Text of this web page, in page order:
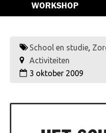
WORKSHOP
School en studie,
Activiteiten
3 oktober 2009